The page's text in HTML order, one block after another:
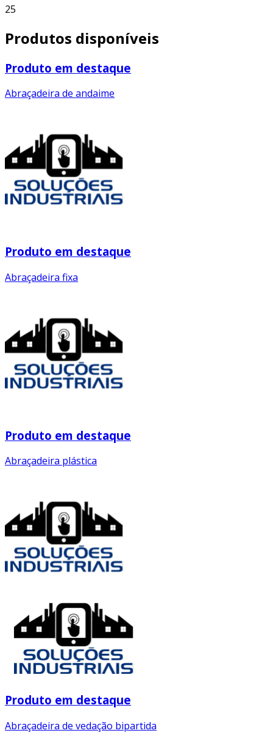
25
Produtos disponíveis
Produto em destaque
Abraçadeira de andaime
Produto em destaque
Abraçadeira fixa
Produto em destaque
Abraçadeira plástica
Produto em destaque
Abraçadeira de vedação bipartida